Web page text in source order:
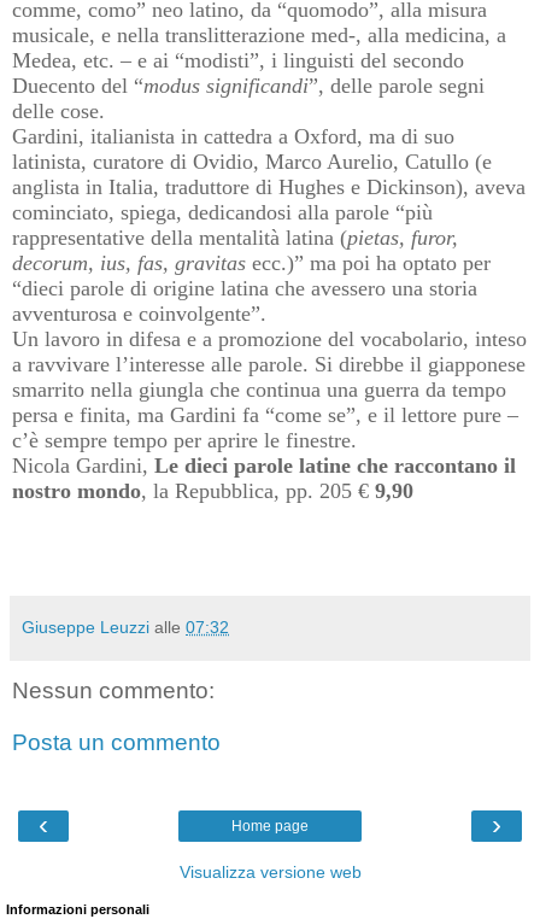
comme, como” neo latino, da “quomodo”, alla misura
musicale, e nella translitterazione med-, alla medicina, a
Medea, etc. – e ai “modisti”, i linguisti del secondo
Duecento del “modus significandi”, delle parole segni
delle cose.
Gardini, italianista in cattedra a Oxford, ma di suo
latinista, curatore di Ovidio, Marco Aurelio, Catullo (e
anglista in Italia, traduttore di Hughes e Dickinson), aveva
cominciato, spiega, dedicandosi alla parole “più
rappresentative della mentalità latina (pietas, furor,
decorum, ius, fas, gravitas ecc.)” ma poi ha optato per
“dieci parole di origine latina che avessero una storia
avventurosa e coinvolgente”.
Un lavoro in difesa e a promozione del vocabolario, inteso
a ravvivare l’interesse alle parole. Si direbbe il giapponese
smarrito nella giungla che continua una guerra da tempo
persa e finita, ma Gardini fa “come se”, e il lettore pure –
c’è sempre tempo per aprire le finestre.
Nicola Gardini, Le dieci parole latine che raccontano il
nostro mondo, la Repubblica, pp. 205 € 9,90
Giuseppe Leuzzi alle 07:32
Nessun commento:
Posta un commento
‹ ›
Home page
Visualizza versione web
Informazioni personali